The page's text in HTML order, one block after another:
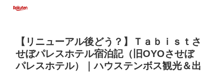
【リニューアル後どう？】Ｔａｂｉｓｔさ
せぼパレスホテル宿泊記（旧OYOさせぼ
パレスホテル）｜ハウステンボス観光＆出